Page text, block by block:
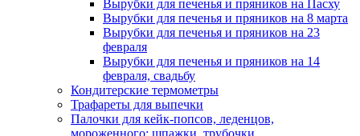
Вырубки для печенья и пряников на Пасху
Вырубки для печенья и пряников на 8 марта
Вырубки для печенья и пряников на 23
февраля
Вырубки для печенья и пряников на 14
февраля, свадьбу
Кондитерские термометры
Трафареты для выпечки
Палочки для кейк-попсов, леденцов,
мороженного; шпажки, трубочки